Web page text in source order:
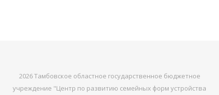
2026 Тамбовское областное государственное бюджетное
учреждение "Центр по развитию семейных форм устройства